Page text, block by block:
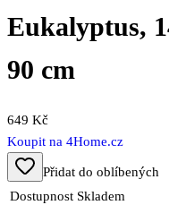
Eukalyptus,
90 cm
649 Kč
Koupit na 4Home.cz
Přidat do oblíbených
Dostupnost Skladem